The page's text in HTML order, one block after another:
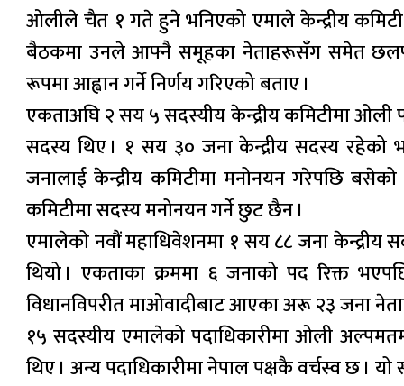
ओलीले चैत १ गते हुने भनिएको एमाले केन्द्रीय
बैठकमा उनले आफ्नै समूहका नेताहरूसँग समेत छलफल
रूपमा आह्वान गर्ने निर्णय गरिएको बताए ।
एकताअघि २ सय ५ सदस्यीय केन्द्रीय कमिटीमा ओली
सदस्य थिए । १ सय ३० जना केन्द्रीय सदस्य रहेको
जनालाई केन्द्रीय कमिटीमा मनोनयन गरेपछि
कमिटीमा सदस्य मनोनयन गर्ने छुट छैन ।
एमालेको नवौं महाधिवेशनमा १ सय ८८ जना केन्द्रीय
थियो । एकताका क्रममा ६ जनाको पद रिक्त
विधानविपरीत माओवादीबाट आएका अरू २३ जना
१५ सदस्यीय एमालेको पदाधिकारीमा ओली
थिए । अन्य पदाधिकारीमा नेपाल पक्षकै वर्चस्व छ ।